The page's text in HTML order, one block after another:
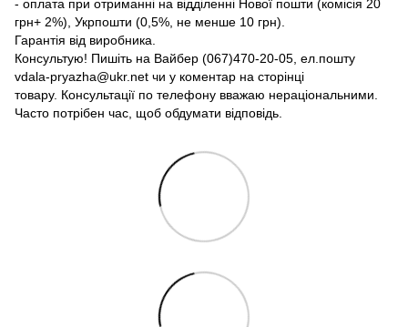
- оплата при отриманні на відділенні Нової пошти (комісія 20
грн+ 2%), Укрпошти (0,5%, не менше 10 грн).
Гарантія від виробника.
Консультую! Пишіть на Вайбер (067)470-20-05, ел.пошту
vdala-pryazha@ukr.net чи у коментар на сторінці
товару. Консультації по телефону вважаю нераціональними.
Часто потрібен час, щоб обдумати відповідь.